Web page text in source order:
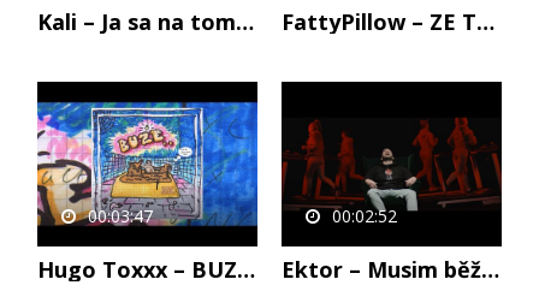
Kali – Ja sa na tom bavím PROD.Peter Pann (Official Video) FattyPillow – ZE TMY (Official Video)
00:03:47
Hugo Toxxx – BUZE (prod. @amida_io) Lukas Dope DISS
00:02:52
Ektor – Musim běžet (OFFICIAL VIDEO) prod. DaySix